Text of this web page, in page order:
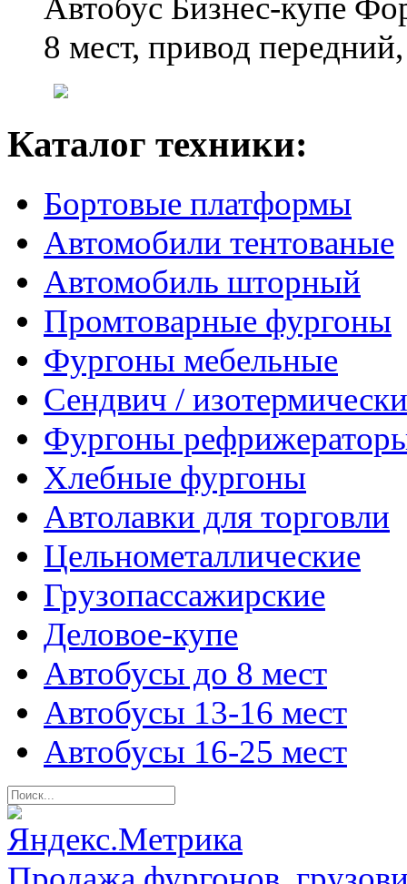
Автобус Бизнес-купе
8 мест, привод
Каталог техники:
Бортовые платформы
Автомобили тентованые
Автомобиль шторный
Промтоварные фургоны
Фургоны мебельные
Сендвич /
Фургоны
Хлебные фургоны
Автолавки для торговли
Цельнометаллические
Грузопассажирские
Деловое-купе
Автобусы до 8 мест
Автобусы 13-16 мест
Автобусы 16-25 мест